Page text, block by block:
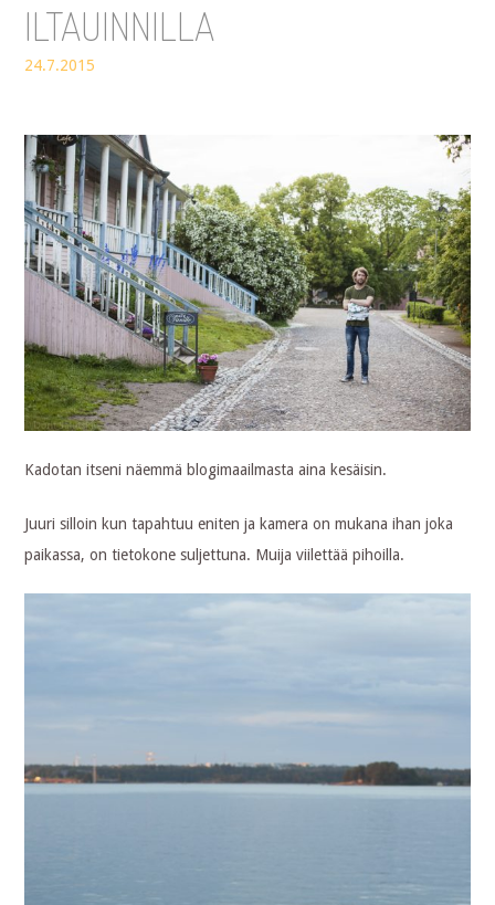
ILTAUINNILLA
24.7.2015
Kadotan itseni näemmä blogimaailmasta aina kesäisin.
Juuri silloin kun tapahtuu eniten ja kamera on mukana ihan joka
paikassa, on tietokone suljettuna. Muija viilettää pihoilla.